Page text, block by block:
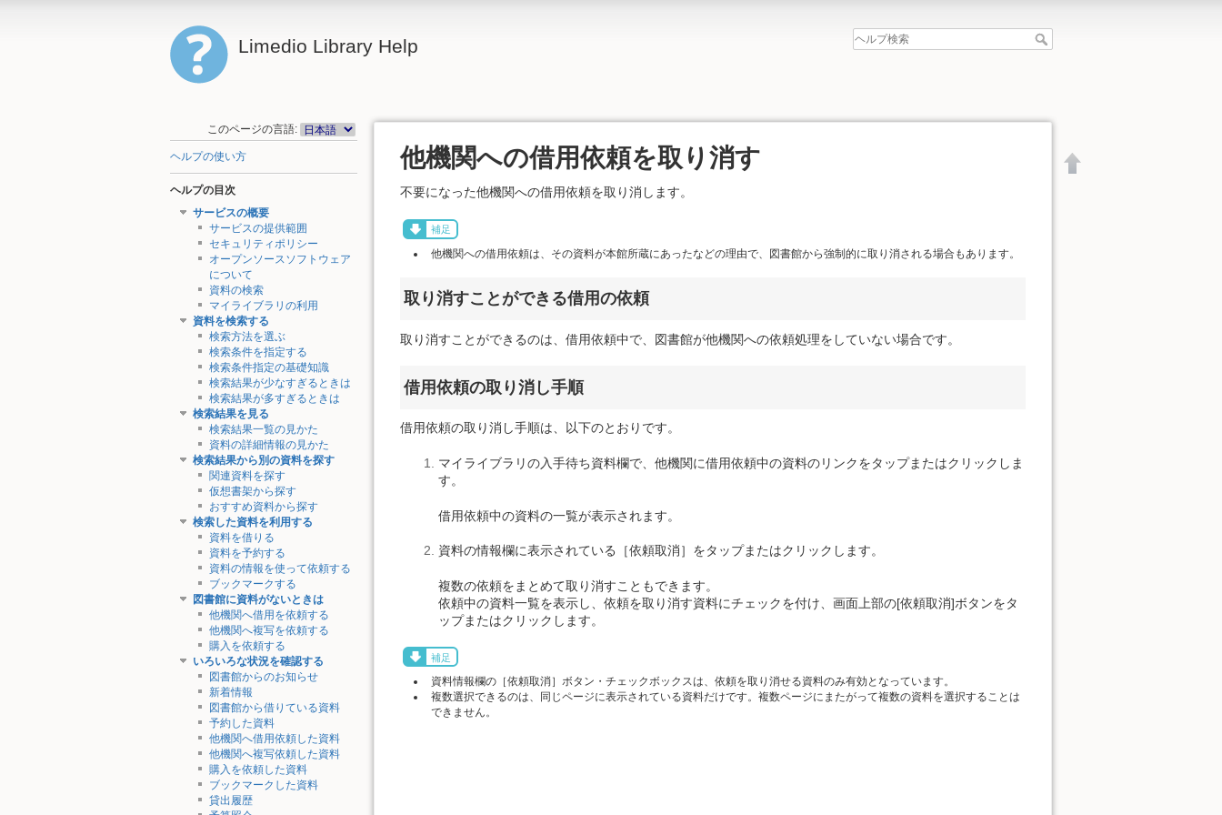
Limedio Library Help
このページの言語:
ヘルプの使い方
ヘルプの目次
サービスの概要
サービスの提供範囲
セキュリティポリシー
オープンソースソフトウェア
について
資料の検索
マイライブラリの利用
資料を検索する
検索方法を選ぶ
検索条件を指定する
検索条件指定の基礎知識
検索結果が少なすぎるときは
検索結果が多すぎるときは
検索結果を見る
検索結果一覧の見かた
資料の詳細情報の見かた
検索結果から別の資料を探す
関連資料を探す
仮想書架から探す
おすすめ資料から探す
検索した資料を利用する
資料を借りる
資料を予約する
資料の情報を使って依頼する
ブックマークする
図書館に資料がないときは
他機関へ借用を依頼する
他機関へ複写を依頼する
購入を依頼する
いろいろな状況を確認する
図書館からのお知らせ
新着情報
図書館から借りている資料
予約した資料
他機関へ借用依頼した資料
他機関へ複写依頼した資料
購入を依頼した資料
ブックマークした資料
貸出履歴
他機関への借用依頼を取り消す
不要になった他機関への借用依頼を取り消します。
補足
他機関への借用依頼は、その資料が本館所蔵にあったなどの理由で、図書館から強制的に取り消される場合もあります。
取り消すことができる借用の依頼
取り消すことができるのは、借用依頼中で、図書館が他機関への依頼処理をしていない場合です。
借用依頼の取り消し手順
借用依頼の取り消し手順は、以下のとおりです。
マイライブラリの入手待ち資料欄で、他機関に借用依頼中の資料のリンクをタップまたはクリックしま
す。
借用依頼中の資料の一覧が表示されます。
資料の情報欄に表示されている［依頼取消］をタップまたはクリックします。
複数の依頼をまとめて取り消すこともできます。
依頼中の資料一覧を表示し、依頼を取り消す資料にチェックを付け、画面上部の[依頼取消]ボタンをタ
ップまたはクリックします。
補足
資料情報欄の［依頼取消］ボタン・チェックボックスは、依頼を取り消せる資料のみ有効となっています。
複数選択できるのは、同じページに表示されている資料だけです。複数ページにまたがって複数の資料を選択することは
できません。